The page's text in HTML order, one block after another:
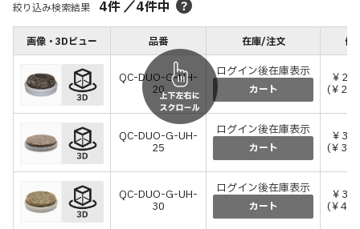
絞り込み検索結果 4件／4件中
画像・3Dビュー 品番 在庫/注文 価
QC-DUO-G-UH-
20
ログイン後在庫表示
カート
￥
(￥
QC-DUO-G-UH-
25
ログイン後在庫表示
カート
￥
(￥
QC-DUO-G-UH-
30
ログイン後在庫表示
カート
￥
(￥